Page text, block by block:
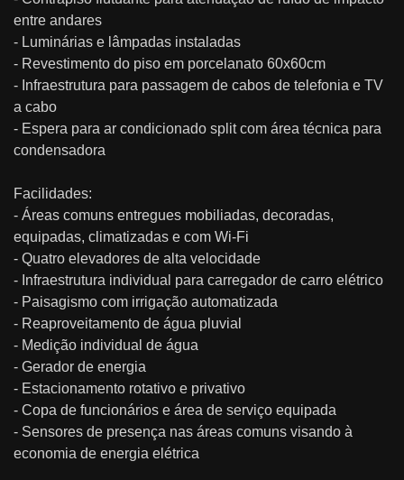
entre andares
- Luminárias e lâmpadas instaladas
- Revestimento do piso em porcelanato 60x60cm
- Infraestrutura para passagem de cabos de telefonia e TV
a cabo
- Espera para ar condicionado split com área técnica para
condensadora
Facilidades:
- Áreas comuns entregues mobiliadas, decoradas,
equipadas, climatizadas e com Wi-Fi
- Quatro elevadores de alta velocidade
- Infraestrutura individual para carregador de carro elétrico
- Paisagismo com irrigação automatizada
- Reaproveitamento de água pluvial
- Medição individual de água
- Gerador de energia
- Estacionamento rotativo e privativo
- Copa de funcionários e área de serviço equipada
- Sensores de presença nas áreas comuns visando à
economia de energia elétrica